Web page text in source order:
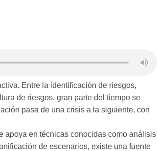
Entre la identificación de riesgos,
de riesgos, gran parte del tiempo se
pasa de una crisis a la siguiente, con
apoya en técnicas conocidas como análisis
de escenarios, existe una fuente